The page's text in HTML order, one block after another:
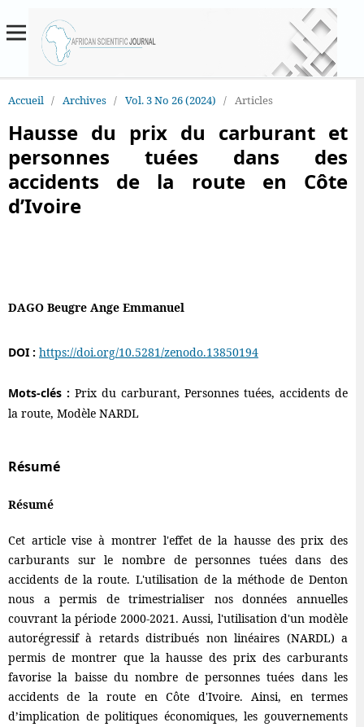
Accueil / Archives / Vol. 3 No 26 (2024) / Articles
Hausse du prix du carburant et
personnes tuées dans des
accidents de la route en Côte
d’Ivoire
DAGO Beugre Ange Emmanuel
DOI : https://doi.org/10.5281/zenodo.13850194
Mots-clés : Prix du carburant, Personnes tuées, accidents de
la route, Modèle NARDL
Résumé
Résumé
Cet article vise à montrer l'effet de la hausse des prix des
carburants sur le nombre de personnes tuées dans des
accidents de la route. L'utilisation de la méthode de Denton
nous a permis de trimestrialiser nos données annuelles
couvrant la période 2000-2021. Aussi, l'utilisation d'un modèle
autorégressif à retards distribués non linéaires (NARDL) a
permis de montrer que la hausse des prix des carburants
favorise la baisse du nombre de personnes tuées dans les
accidents de la route en Côte d'Ivoire. Ainsi, en termes
d’implication de politiques économiques, les gouvernements